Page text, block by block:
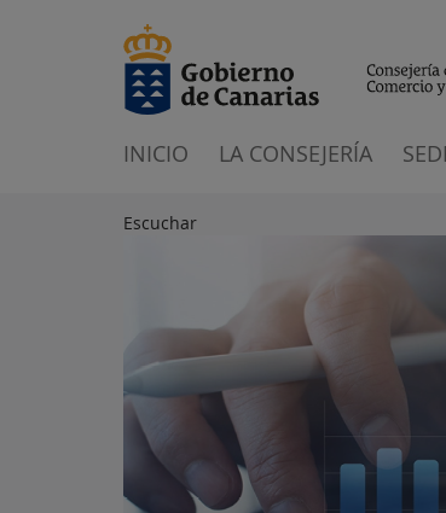
INICIO LA CONSEJERÍA
Escuchar